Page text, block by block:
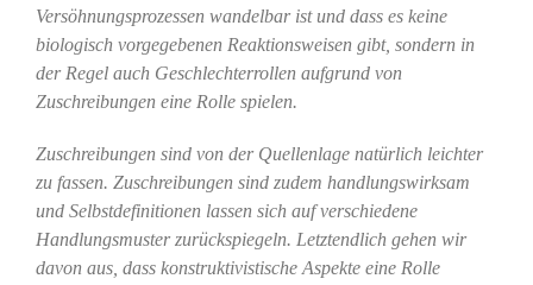
Versöhnungsprozessen wandelbar ist und dass es keine
biologisch vorgegebenen Reaktionsweisen gibt, sondern in
der Regel auch Geschlechterrollen aufgrund von
Zuschreibungen eine Rolle spielen.
Zuschreibungen sind von der Quellenlage natürlich leichter
zu fassen. Zuschreibungen sind zudem handlungswirksam
und Selbstdefinitionen lassen sich auf verschiedene
Handlungsmuster zurückspiegeln. Letztendlich gehen wir
davon aus, dass konstruktivistische Aspekte eine Rolle